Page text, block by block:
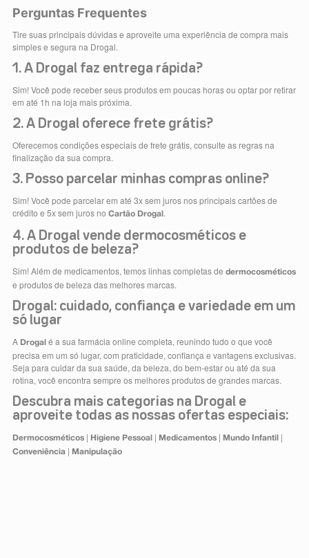
Perguntas Frequentes
Tire suas principais dúvidas e aproveite uma experiência de compra mais
simples e segura na Drogal.
1. A Drogal faz entrega rápida?
Sim! Você pode receber seus produtos em poucas horas ou optar por retirar
em até 1h na loja mais próxima.
2. A Drogal oferece frete grátis?
Oferecemos condições especiais de frete grátis, consulte as regras na
finalização da sua compra.
3. Posso parcelar minhas compras online?
Sim! Você pode parcelar em até 3x sem juros nos principais cartões de
crédito e 5x sem juros no Cartão Drogal .
4. A Drogal vende dermocosméticos e
produtos de beleza?
Sim! Além de medicamentos, temos linhas completas de dermocosméticos
e produtos de beleza das melhores marcas.
Drogal: cuidado, confiança e variedade em um
só lugar
A Drogal é a sua farmácia online completa, reunindo tudo o que você
precisa em um só lugar, com praticidade, confiança e vantagens exclusivas.
Seja para cuidar da sua saúde, da beleza, do bem-estar ou até da sua
rotina, você encontra sempre os melhores produtos de grandes marcas.
Descubra mais categorias na Drogal e
aproveite todas as nossas ofertas especiais:
Dermocosméticos| Higiene Pessoal | Medicamentos| Mundo Infantil |
Conveniência| Manipulação